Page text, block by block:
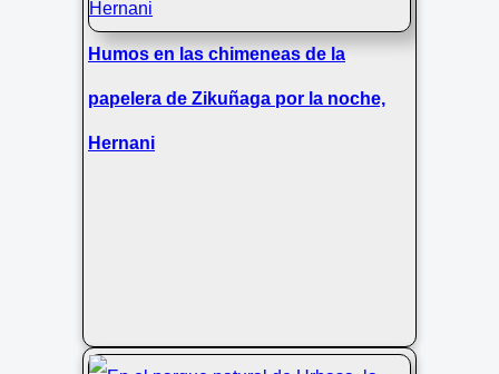
Humos en las chimeneas de la
papelera de Zikuñaga por la noche,
Hernani